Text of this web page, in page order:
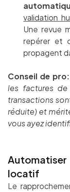
validation
Une revue
repérer et
propagent
Conseil de pro:
les factures
transactions
réduite) et
vous ayez
locatif
Le